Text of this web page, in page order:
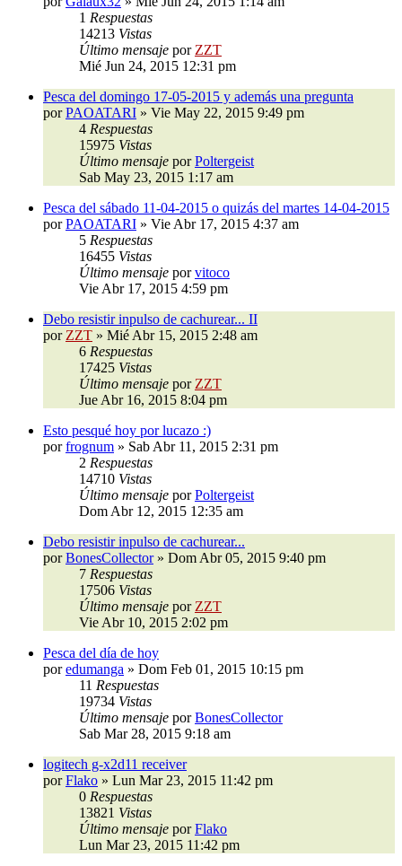
1 Respuestas
14213 Vistas
Último mensaje por ZZT
Mié Jun 24, 2015 12:31 pm
Pesca del domingo 17-05-2015 y además una pregunta
porPAOATARI » Vie May 22, 2015 9:49 pm
4 Respuestas
15975 Vistas
Último mensaje porPoltergeist
Sab May 23, 2015 1:17 am
Pesca del sábado 11-04-2015 o quizás del martes 14-04-2015
porPAOATARI » Vie Abr 17, 2015 4:37 am
5 Respuestas
16455 Vistas
Último mensaje porvitoco
Vie Abr 17, 2015 4:59 pm
Debo resistir inpulso de cachurear... II
por ZZT » Mié Abr 15, 2015 2:48 am
6 Respuestas
17425 Vistas
Último mensaje por ZZT
Jue Abr 16, 2015 8:04 pm
Esto pesqué hoy por lucazo :)
porfrognum » Sab Abr 11, 2015 2:31 pm
2 Respuestas
14710 Vistas
Último mensaje porPoltergeist
Dom Abr 12, 2015 12:35 am
Debo resistir inpulso de cachurear...
porBonesCollector» Dom Abr 05, 2015 9:40 pm
7 Respuestas
17506 Vistas
Último mensaje por ZZT
Vie Abr 10, 2015 2:02 pm
Pesca del día de hoy
poredumanga » Dom Feb 01, 2015 10:15 pm
11 Respuestas
19734 Vistas
Último mensaje porBonesCollector
Sab Mar 28, 2015 9:18 am
logitech g-x2d11 receiver
porFlako » Lun Mar 23, 2015 11:42 pm
0 Respuestas
13821 Vistas
Último mensaje porFlako
Lun Mar 23, 2015 11:42 pm